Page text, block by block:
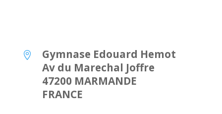

Gymnase Edouard Hemot
Av du Marechal Joffre
47200 MARMANDE
FRANCE